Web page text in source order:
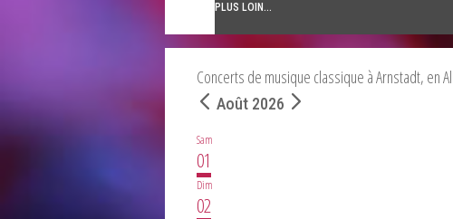
PLUS LOIN...
Concerts de musique classique à Arnstadt, en
Août 2026
Sam
01
Dim
02